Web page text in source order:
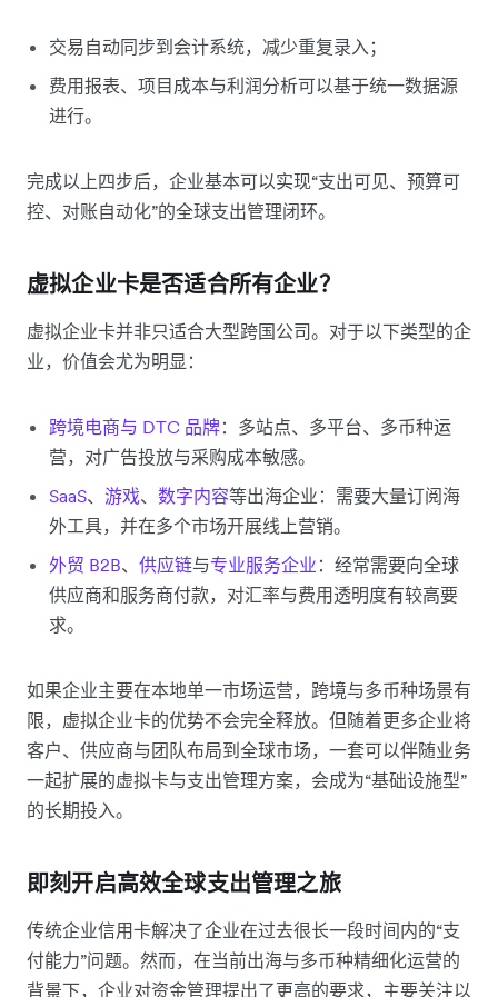
交易自动同步到会计系统，减少重复录入；
费用报表、项目成本与利润分析可以基于统一数据源
进行。
完成以上四步后，企业基本可以实现“支出可见、预算可
控、对账自动化”的全球支出管理闭环。
虚拟企业卡是否适合所有企业？
虚拟企业卡并非只适合大型跨国公司。对于以下类型的企
业，价值会尤为明显：
跨境电商与 DTC 品牌：多站点、多平台、多币种运
营，对广告投放与采购成本敏感。
SaaS、 游戏、 数字内容等出海企业：需要大量订阅海
外工具，并在多个市场开展线上营销。
外贸 B2B、 供应链与专业服务企业 ：经常需要向全球
供应商和服务商付款，对汇率与费用透明度有较高要
求。
如果企业主要在本地单一市场运营，跨境与多币种场景有
限，虚拟企业卡的优势不会完全释放。但随着更多企业将
客户、供应商与团队布局到全球市场，一套可以伴随业务
一起扩展的虚拟卡与支出管理方案，会成为“基础设施型”
的长期投入。
即刻开启高效全球支出管理之旅
传统企业信用卡解决了企业在过去很长一段时间内的“支
付能力”问题。然而，在当前出海与多币种精细化运营的
背景下，企业对资金管理提出了更高的要求，主要关注以